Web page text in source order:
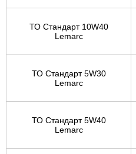
ТО Стандарт 10W40
Lemarc
ТО Стандарт 5W30
Lemarc
ТО Стандарт 5W40
Lemarc